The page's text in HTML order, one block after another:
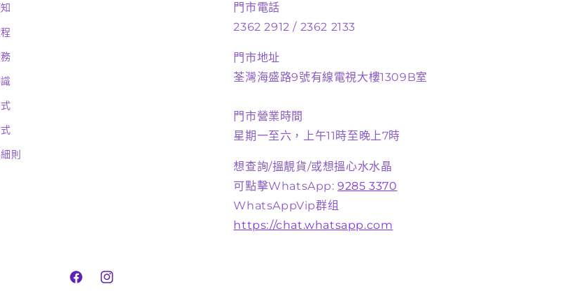
則
門市電話
2362 2912 / 2362 2133
門市地址
荃灣海盛路9號有線電視大樓1309B室
門市營業時間
星期一至六，上午11時至晚上7時
想查詢/搵靚貨/或想搵心水水晶
可點擊WhatsApp:9285 3370
WhatsAppVip群组
https://chat.whatsapp.com
FacebookInstagram